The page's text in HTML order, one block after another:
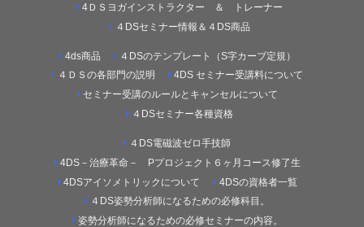
4ＤＳヨガインストラクター ＆ トレーナー
４DSセミナー情報＆４DS商品
4ds商品
４DSのテンプレート（S字カーブ定規）
４ＤＳの各部門の説明
4DS セミナー受講料について
セミナー受講のルールとキャンセルについて
４DSセミナー各種資格
４DS電磁波ゼロ手技師
4DS－治療革命－ Pプロジェクト６ヶ月コース修了生
4DSアイソメトリックについて
4DSの資格者一覧
４DS姿勢分析師になるための必修科目。
姿勢分析師になるための必修セミナーの内容。